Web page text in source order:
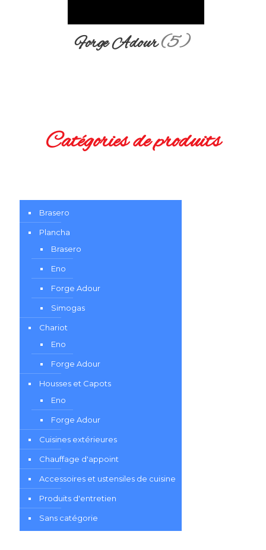
Forge Adour(5)
Catégories de produits
Brasero
Plancha
Brasero
Eno
Forge Adour
Simogas
Chariot
Eno
Forge Adour
Housses et Capots
Eno
Forge Adour
Cuisines extérieures
Chauffage d'appoint
Accessoires et ustensiles de cuisine
Produits d'entretien
Sans catégorie